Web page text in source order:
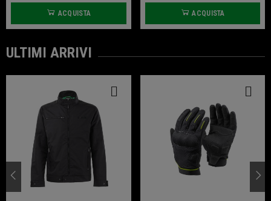
ACQUISTA ACQUISTA
ULTIMI ARRIVI